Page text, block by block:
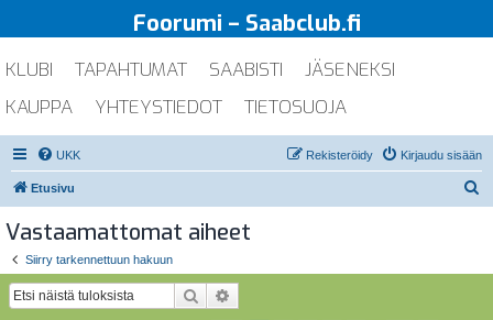
Foorumi – Saabclub.fi
KLUBI TAPAHTUMAT SAABISTI
JÄSENEKSI
KAUPPA
YHTEYSTIEDOT TIETOSUOJA
UKK Kirjaudu sisään
Rekisteröidy
Etusivu
Vastaamattomat aiheet
Siirry tarkennettuun hakuun
Etsi